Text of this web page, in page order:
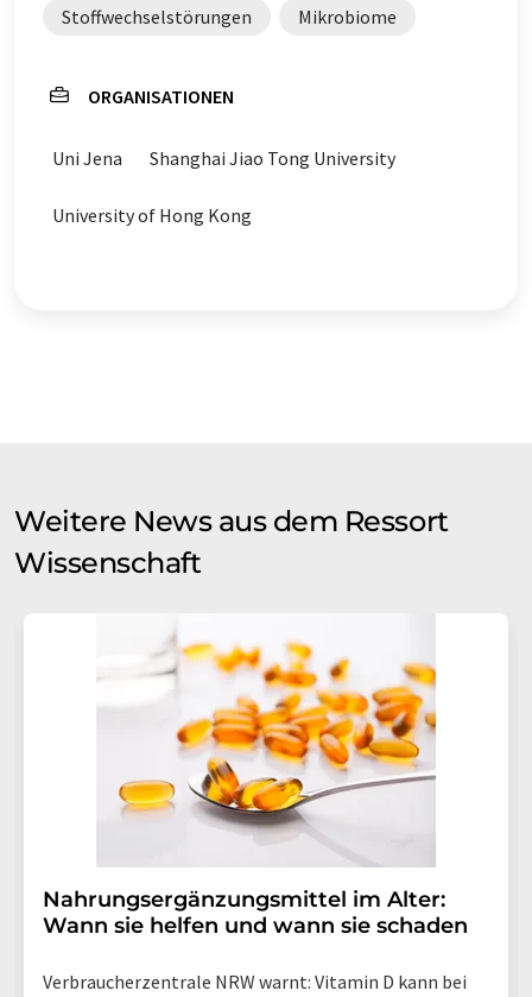
Stoffwechselstörungen Mikrobiome
ORGANISATIONEN
Uni Jena Shanghai Jiao Tong University
University of Hong Kong
Weitere News aus dem Ressort
Wissenschaft
Nahrungsergänzungsmittel im Alter:
Wann sie helfen und wann sie schaden
Verbraucherzentrale NRW warnt: Vitamin D kann bei